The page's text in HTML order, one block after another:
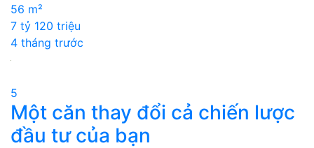
56 m²
7 tỷ 120 triệu
4 tháng trước
5
Một căn thay đổi cả chiến lược
đầu tư của bạn